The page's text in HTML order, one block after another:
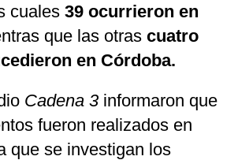
cuales 39 ocurrieron en
que las otras cuatro
en Córdoba.
Cadena 3 informaron que
fueron realizados en
que se investigan los